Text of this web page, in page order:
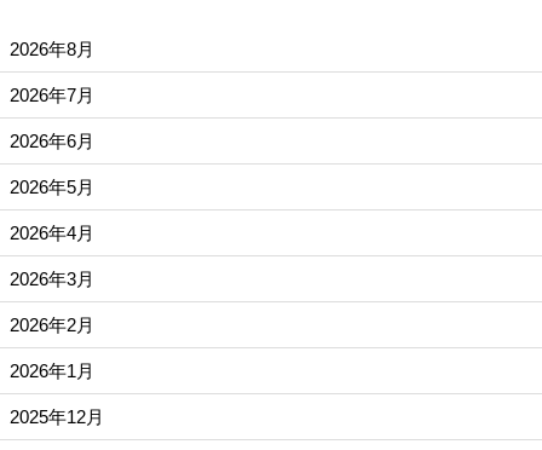
2026年8月
2026年7月
2026年6月
2026年5月
2026年4月
2026年3月
2026年2月
2026年1月
2025年12月